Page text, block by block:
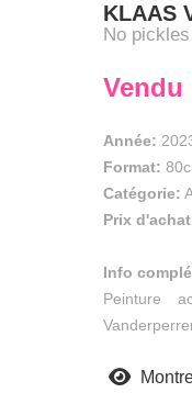
KLAAS
No
Vendu
Année:
Format:
Catégorie:
Prix
Info
Peinture